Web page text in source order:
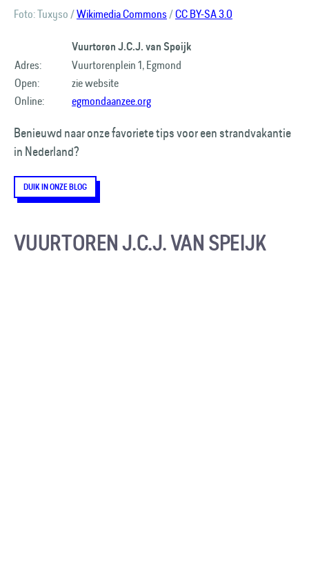
Foto: Tuxyso /Wikimedia Commons/CC BY-SA 3.0
Vuurtoren J.C.J. van Speijk
Adres:
Vuurtorenplein 1, Egmond
Open:
zie website
Online:
egmondaanzee.org
Benieuwd naar onze favoriete tips voor een strandvakantie
in Nederland?
DUIK IN ONZE BLOG
VUURTOREN J.C.J. VAN SPEIJK